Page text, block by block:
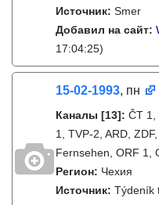
Источник: Smer
Добавил на сайт:
17:04:25)
15-02-1993, пн
Каналы [13]: ČT 1,
1, TVP-2, ARD,
Fernsehen, ORF 1,
Регион: Чехия
Источник: Týdeník